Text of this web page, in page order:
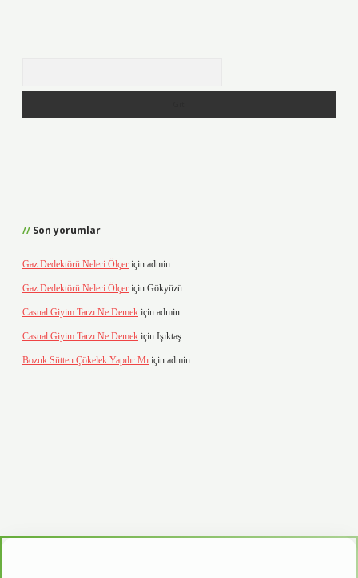
Son yorumlar
Gaz Dedektörü Neleri Ölçer için admin
Gaz Dedektörü Neleri Ölçer için Gökyüzü
Casual Giyim Tarzı Ne Demek için admin
Casual Giyim Tarzı Ne Demek için Işıktaş
Bozuk Sütten Çökelek Yapılır Mı için admin